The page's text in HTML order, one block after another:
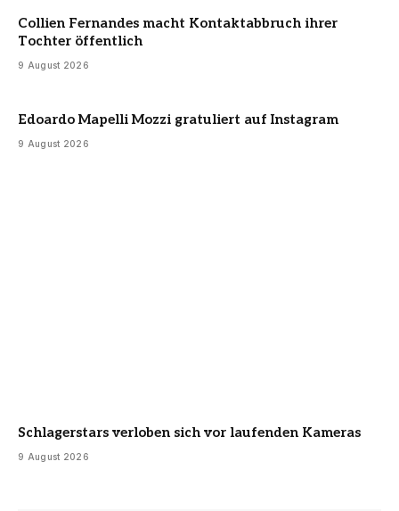
Collien Fernandes macht Kontaktabbruch ihrer
Tochter öffentlich
9 August 2026
Edoardo Mapelli Mozzi gratuliert auf Instagram
9 August 2026
Schlagerstars verloben sich vor laufenden Kameras
9 August 2026